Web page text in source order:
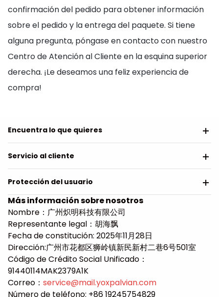
confirmación del pedido para obtener información
sobre el pedido y la entrega del paquete. Si tiene
alguna pregunta, póngase en contacto con nuestro
Centro de Atención al Cliente en la esquina superior
derecha. ¡Le deseamos una feliz experiencia de
compra!
Encuentra lo que quieres
Servicio al cliente
Protección del usuario
Más información sobre nosotros
Nombre：广州炽明科技有限公司
Representante legal：胡海飘
Fecha de constitución: 2025年11月28日
Dirección:广州市花都区狮岭镇新民新村二巷6号501室
Código de Crédito Social Unificado：
91440114MAK2379A1K
Correo： service@mail.yoxpalvian.com
Número de teléfono: +86 19245754829